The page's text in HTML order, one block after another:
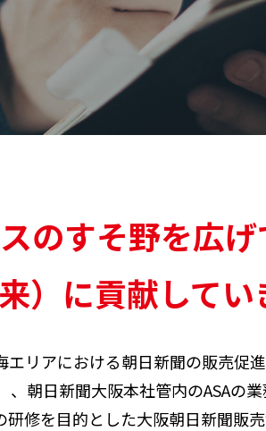
のすそ野を広げ
）に貢献してい
リアにおける朝日新聞の販売促
、朝日新聞大阪本社管内のASAの
修を目的とした大阪朝日新聞販売